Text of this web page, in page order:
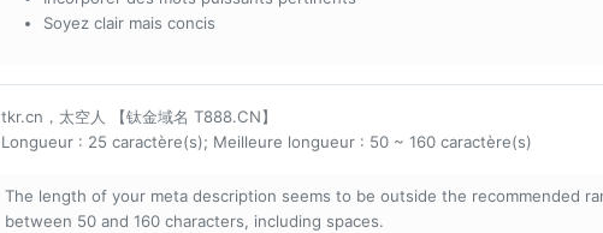
Soyez clair mais concis
tkr.cn，太空人 【钛金域名 T888.CN】
Longueur : 25 caractère(s); Meilleure longueur : 50 ~ 160 caractère(s)
The length of your meta description seems to be outside the recommended
between 50 and 160 characters, including spaces.